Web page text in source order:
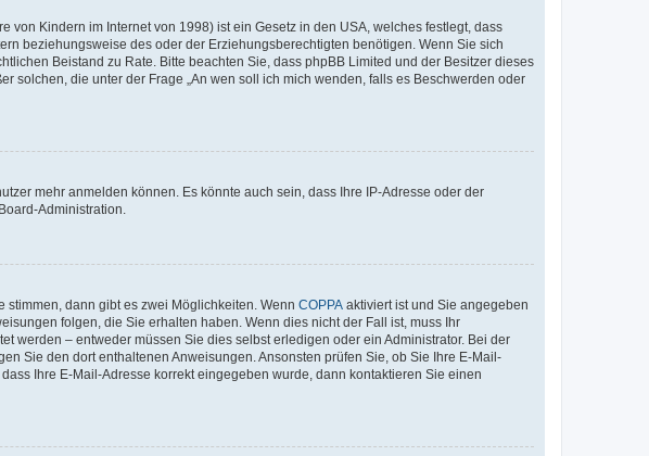
von Kindern im Internet von 1998) ist ein Gesetz in den USA, welches festlegt, dass
beziehungsweise des oder der Erziehungsberechtigten benötigen. Wenn Sie sich
Beistand zu Rate. Bitte beachten Sie, dass phpBB Limited und der Besitzer dieses
solchen, die unter der Frage „An wen soll ich mich wenden, falls es Beschwerden oder
mehr anmelden können. Es könnte auch sein, dass Ihre IP-Adresse oder der
Administration.
dann gibt es zwei Möglichkeiten. Wenn COPPA aktiviert ist und Sie angegeben
folgen, die Sie erhalten haben. Wenn dies nicht der Fall ist, muss Ihr
werden – entweder müssen Sie dies selbst erledigen oder ein Administrator. Bei der
Sie den dort enthaltenen Anweisungen. Ansonsten prüfen Sie, ob Sie Ihre E-Mail-
Ihre E-Mail-Adresse korrekt eingegeben wurde, dann kontaktieren Sie einen